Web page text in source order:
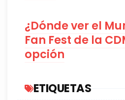
¿Dónde ver el
Fan Fest de la
opción
ETIQUETAS